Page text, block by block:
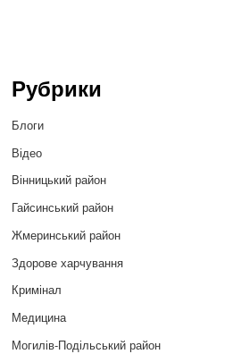
Рубрики
Блоги
Відео
Вінницький район
Гайсинський район
Жмеринський район
Здорове харчування
Кримінал
Медицина
Могилів-Подільський район